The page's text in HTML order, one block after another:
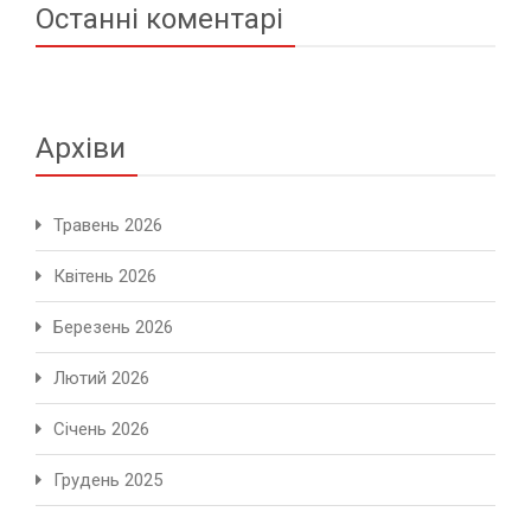
Останні коментарі
Архіви
Травень 2026
Квітень 2026
Березень 2026
Лютий 2026
Січень 2026
Грудень 2025